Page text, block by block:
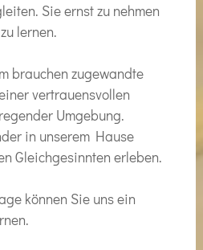
Sie ernst zu nehmen
lernen.
brauchen zugewandte
vertrauensvollen
Umgebung.
in unserem Hause
Gleichgesinnten erleben.
können Sie uns ein